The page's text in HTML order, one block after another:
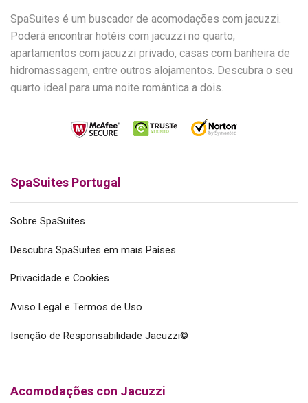
SpaSuites é um buscador de acomodações com jacuzzi.
Poderá encontrar hotéis com jacuzzi no quarto,
apartamentos com jacuzzi privado, casas com banheira de
hidromassagem, entre outros alojamentos. Descubra o seu
quarto ideal para uma noite romântica a dois.
SpaSuites Portugal
Sobre SpaSuites
Descubra SpaSuites em mais Países
Privacidade e Cookies
Aviso Legal e Termos de Uso
Isenção de Responsabilidade Jacuzzi©
Acomodações con Jacuzzi